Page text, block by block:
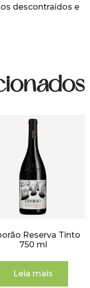
descontraídos e
Reserva Tinto
750 ml
Leia mais